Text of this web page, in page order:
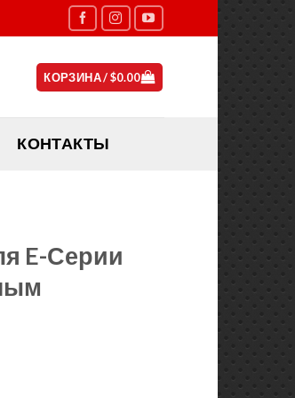
КОРЗИНА /$0.00
КОНТАКТЫ
E-Серии